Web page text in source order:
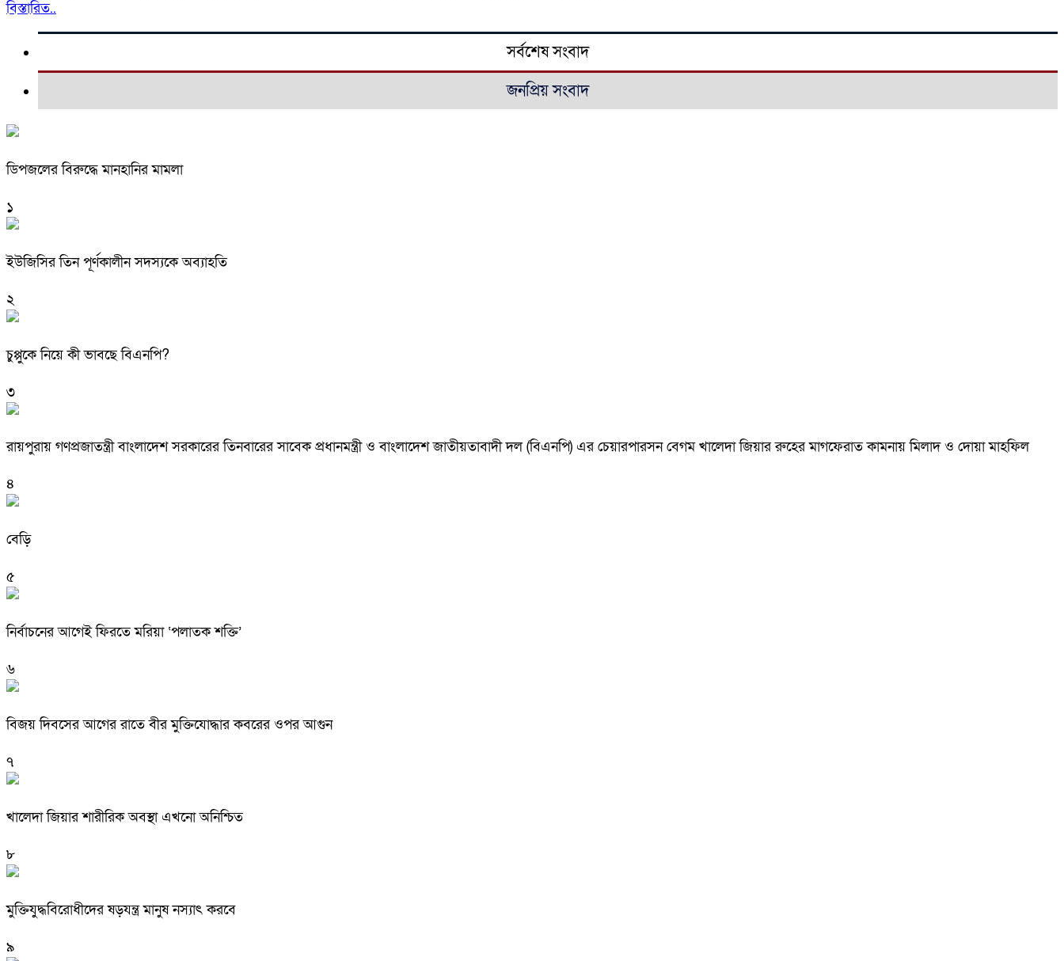
বিস্তারিত..
সর্বশেষ সংবাদ
জনপ্রিয় সংবাদ
ডিপজলের বিরুদ্ধে মানহানির মামলা
১
ইউজিসির তিন পূর্ণকালীন সদস্যকে অব্যাহতি
২
চুপ্পুকে নিয়ে কী ভাবছে বিএনপি?
৩
রায়পুরায় গণপ্রজাতন্ত্রী বাংলাদেশ সরকারের তিনবারের সাবেক প্রধানমন্ত্রী ও বাংলাদেশ জাতীয়তাবাদী দল (বিএনপি) এর চেয়ারপারসন বেগম খালেদা জিয়ার রুহের মাগফেরাত কামনায় মিলাদ ও দোয়া মাহফিল
৪
বেড়ি
৫
নির্বাচনের আগেই ফিরতে মরিয়া ‘পলাতক শক্তি’
৬
বিজয় দিবসের আগের রাতে বীর মুক্তিযোদ্ধার কবরের ওপর আগুন
৭
খালেদা জিয়ার শারীরিক অবস্থা এখনো অনিশ্চিত
৮
মুক্তিযুদ্ধবিরোধীদের ষড়যন্ত্র মানুষ নস্যাৎ করবে
৯